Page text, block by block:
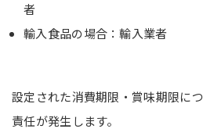
者
輸入食品の場合：輸入業者
設定された消費期限・賞味期限に
責任が発生します。